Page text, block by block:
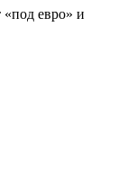
«под евро» и